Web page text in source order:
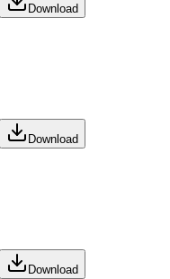
Download
Download
Download